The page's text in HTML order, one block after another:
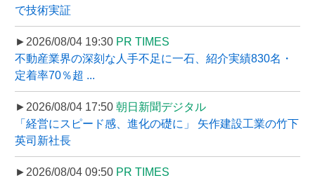
で技術実証
►2026/08/04 19:30 PR TIMES
不動産業界の深刻な人手不足に一石、紹介実績830名・
定着率70％超 ...
►2026/08/04 17:50 朝日新聞デジタル
「経営にスピード感、進化の礎に」 矢作建設工業の竹下
英司新社長
►2026/08/04 09:50 PR TIMES